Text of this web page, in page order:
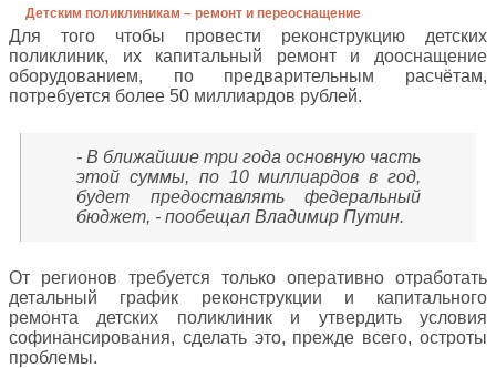
Детским поликлиникам – ремонт и переоснащение
Для того чтобы провести реконструкцию детских
поликлиник, их капитальный ремонт и дооснащение
оборудованием, по предварительным расчётам,
потребуется более 50 миллиардов рублей.
- В ближайшие три года основную часть
этой суммы, по 10 миллиардов в год,
будет предоставлять федеральный
бюджет, - пообещал Владимир Путин.
От регионов требуется только оперативно отработать
детальный график реконструкции и капитального
ремонта детских поликлиник и утвердить условия
софинансирования, сделать это, прежде всего, остроты
проблемы.